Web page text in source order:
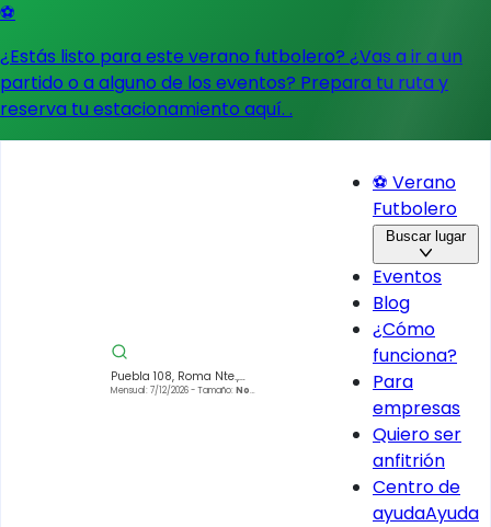
⚽
¿Estás listo para este verano futbolero? ¿Vas a ir a un
partido o a alguno de los eventos? Prepara tu ruta y
reserva tu estacionamiento aquí. .
Puebla 108, Roma Nte.,
Cuauhtémoc, 06700 Ciudad de
Mensual: 7/12/2026- Tamaño: No
⚽ Verano
Futbolero
Buscar lugar
Eventos
Blog
¿Cómo
funciona?
Para
empresas
Quiero ser
anfitrión
Centro de
ayudaAyuda